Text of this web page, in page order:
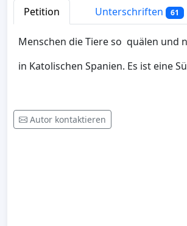
Petition Unterschriften 61
Menschen die Tiere so quälen und
in Katolischen Spanien. Es ist eine
Autor kontaktieren